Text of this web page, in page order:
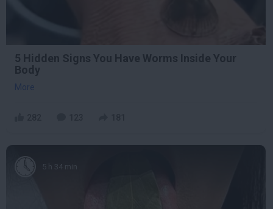
5 Hidden Signs You Have Worms Inside Your
Body
More
5 h 34 min